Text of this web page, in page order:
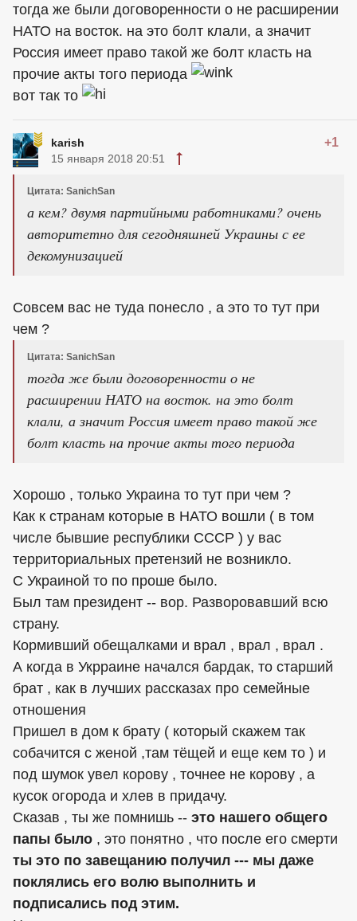
тогда же были договоренности о не расширении
НАТО на восток. на это болт клали, а значит
Россия имеет право такой же болт класть на
прочие акты того периода
вот так то
karish +1
15 января 2018 20:51
Цитата: SanichSan
а кем? двумя партийными работниками? очень
авторитетно для сегодняшней Украины с ее
декомунизацией
Совсем вас не туда понесло , а это то тут при
чем ?
Цитата: SanichSan
тогда же были договоренности о не
расширении НАТО на восток. на это болт
клали, а значит Россия имеет право такой же
болт класть на прочие акты того периода
Хорошо , только Украина то тут при чем ?
Как к странам которые в НАТО вошли ( в том
числе бывшие республики СССР ) у вас
территориальных претензий не возникло.
С Украиной то по проше было.
Был там президент -- вор. Разворовавший всю
страну.
Кормивший обещалками и врал , врал , врал .
А когда в Укрраине начался бардак, то старший
брат , как в лучших рассказах про семейные
отношения
Пришел в дом к брату ( который скажем так
собачится с женой ,там тёщей и еще кем то ) и
под шумок увел корову , точнее не корову , а
кусок огорода и хлев в придачу.
Сказав , ты же помнишь -- это нашего общего
папы было , это понятно , что после его смерти
ты это по завещанию получил --- мы даже
поклялись его волю выполнить и
подписались под этим.